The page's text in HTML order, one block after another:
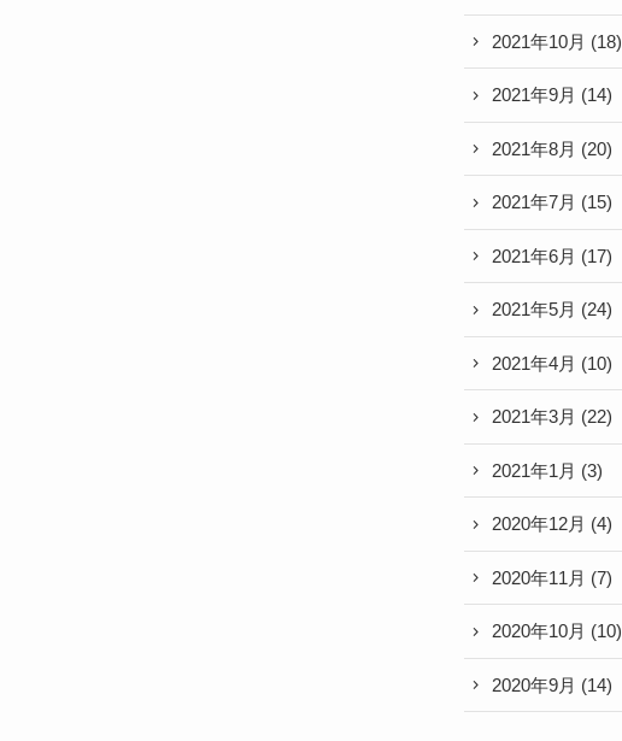
2021年10月 (18)
2021年9月 (14)
2021年8月 (20)
2021年7月 (15)
2021年6月 (17)
2021年5月 (24)
2021年4月 (10)
2021年3月 (22)
2021年1月 (3)
2020年12月 (4)
2020年11月 (7)
2020年10月 (10)
2020年9月 (14)